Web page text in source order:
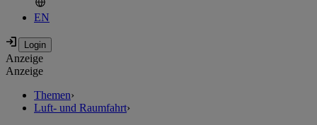
EN
Anzeige
Anzeige
Themen›
Luft- und Raumfahrt›